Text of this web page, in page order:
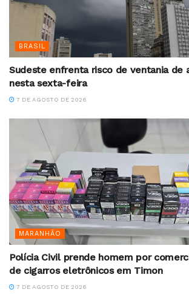
BRASIL
Sudeste enfrenta risco de ventania de
nesta sexta-feira
7 DE AGOSTO DE 2026
MARANHÃO
Polícia Civil prende homem por
de cigarros eletrônicos em Timon
7 DE AGOSTO DE 2026